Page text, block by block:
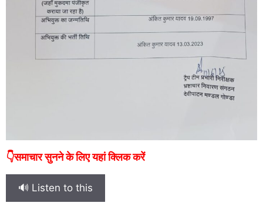
👇समाचार सुनने के लिए यहां क्लिक करें
🔊 Listen to this